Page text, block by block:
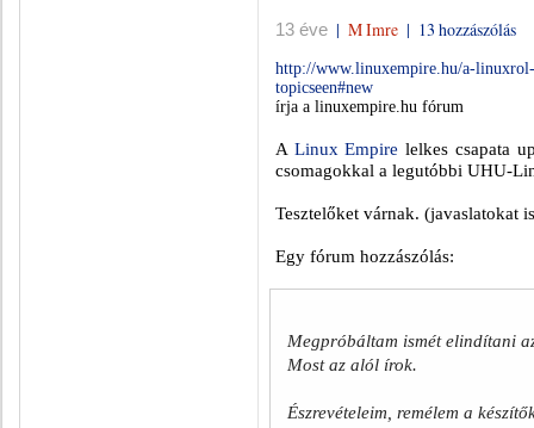
13 éve | M Imre | 13 hozzászólás
http://www.linuxempire.hu/a-
topicseen#new
írja a linuxempire.hu fórum
A Linux Empire lelkes csapata
csomagokkal a legutóbbi UHU-
Tesztelőket várnak. (javaslatokat
Egy fórum hozzászólás:
Megpróbáltam ismét elindítani
Most az alól írok.
Észrevételeim, remélem a